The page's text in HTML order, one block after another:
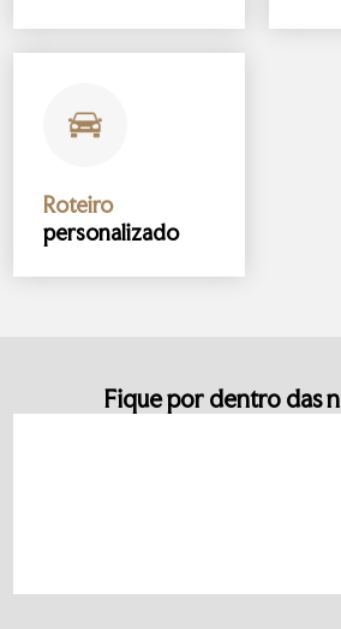
Roteiro
personalizado
Fique por dentro das